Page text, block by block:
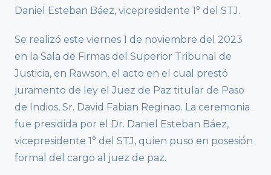
Daniel Esteban Báez, vicepresidente 1° del STJ.
Se realizó este viernes 1 de noviembre del 2023
en la Sala de Firmas del Superior Tribunal de
Justicia, en Rawson, el acto en el cual prestó
juramento de ley el Juez de Paz titular de Paso
de Indios, Sr. David Fabian Reginao. La ceremonia
fue presidida por el Dr. Daniel Esteban Báez,
vicepresidente 1° del STJ, quien puso en posesión
formal del cargo al juez de paz.